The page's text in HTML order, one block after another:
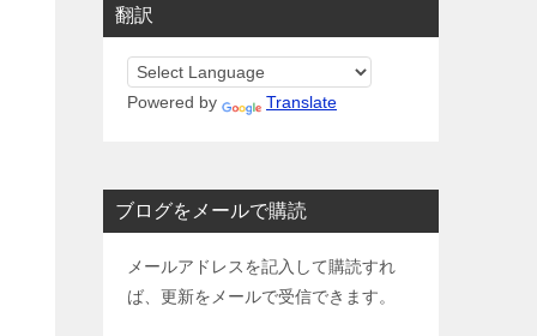
翻訳
Powered by Translate
ブログをメールで購読
メールアドレスを記入して購読すれ
ば、更新をメールで受信できます。